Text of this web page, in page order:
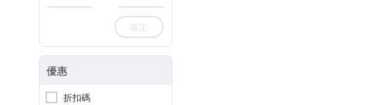
確定
優惠
折扣碼